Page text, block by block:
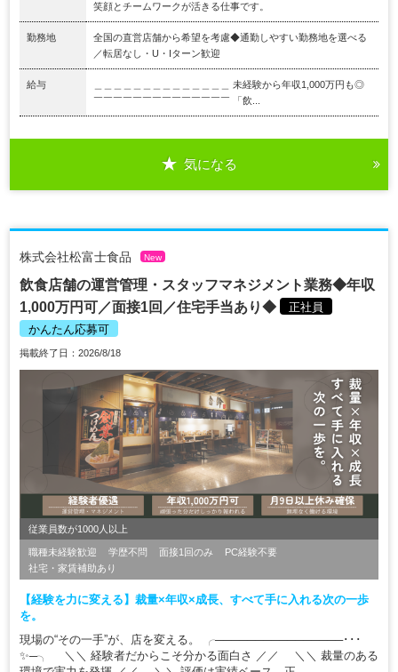
笑顔とチームワークが活きる仕事です。
勤務地
全国の直営店舗から希望を考慮◆通勤しやすい勤務地を選べる
／転居なし・U・Iターン歓迎
給与
＿＿＿＿＿＿＿＿＿＿＿＿＿＿ 未経験から年収1,000万円も◎
￣￣￣￣￣￣￣￣￣￣￣￣￣￣ 「飲...
気になる
株式会社松富士食品 New
飲食店舗の運営管理・スタッフマネジメント業務◆年収
1,000万円可／面接1回／住宅手当あり◆
正社員
かんたん応募可
掲載終了日：2026/8/18
従業員数が1000人以上
職種未経験歓迎 学歴不問 面接1回のみ
PC経験不要
社宅・家賃補助あり
【経験を力に変える】裁量×年収×成長、すべて手に入れる次の一歩
を。
現場の“その一手”が、店を変える。 ╭────────────────･･･
✨─╮ ＼＼ 経験者だからこそ分かる面白さ ／／ ＼＼ 裁量のある